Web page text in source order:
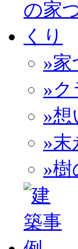
»
»ク
»想
»末
»樹